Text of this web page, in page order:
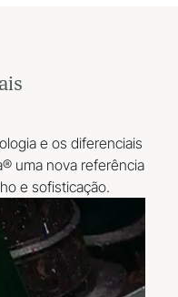
e os diferenciais
uma nova referência
e sofisticação.